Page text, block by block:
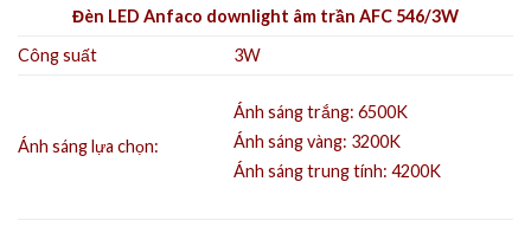
Đèn LED Anfaco downlight âm trần AFC 546/3W
Công suất
3W
Ánh sáng lựa chọn:
Ánh sáng trắng: 6500K
Ánh sáng vàng: 3200K
Ánh sáng trung tính: 4200K